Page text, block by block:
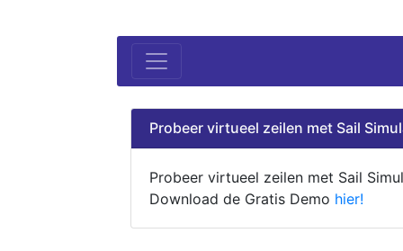
Probeer virtueel zeilen met Sail
Probeer virtueel zeilen met Sail
Download de Gratis Demo hier!